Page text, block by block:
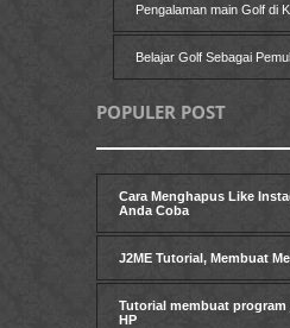
Pengalaman main Golf di
Belajar Golf Sebagai
POPULER POST
Cara Menghapus Like
Anda Coba
J2ME Tutorial, Membuat
Tutorial membuat program
HP